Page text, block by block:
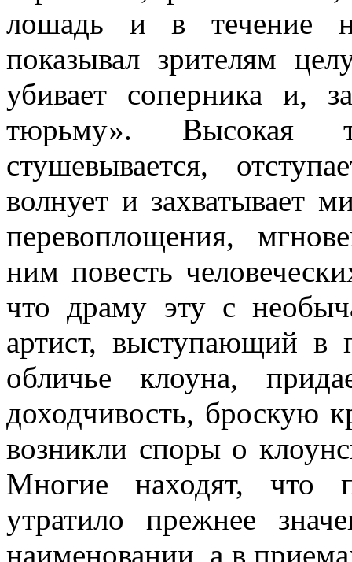
лошадь и в течение
показывал зри­телям
убивает соперника и,
тюрьму». Высокая
стушевывается,
волнует и захваты­вает
пере­воплощения,
ним повесть
что драму эту с
артист, вы­ступающий в
обличье клоуна,
доходчивость, броскую
возникли споры о
Мно­гие находят, что
утратило прежнее
наименовании, а в